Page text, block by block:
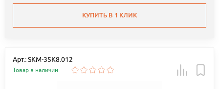
КУПИТЬ В 1 КЛИК
Арт.: SKM-35K8.012
Товар в наличии